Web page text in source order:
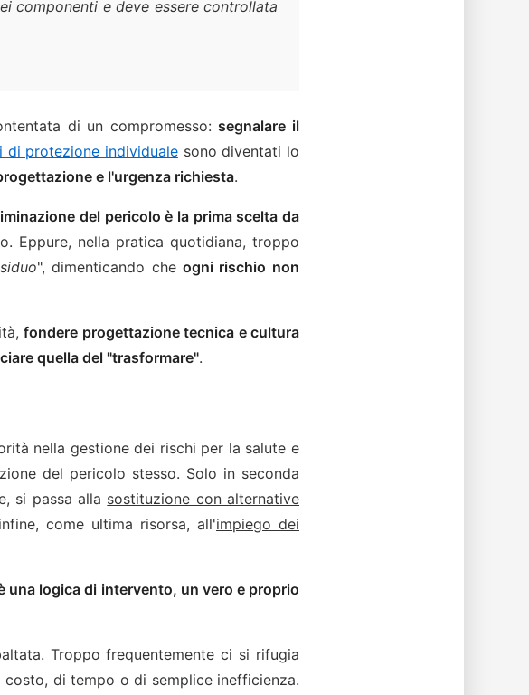
componenti e deve essere controllata
di un compromesso:segnalare il
di protezione individualesono diventati lo
e l'urgenza richiesta.
del pericolo è la prima scelta da
Eppure, nella pratica quotidiana, troppo
", dimenticando che ogni rischio non
fondere progettazione tecnica e cultura
quella del "trasformare".
nella gestione dei rischi per la salute e
del pericolo stesso. Solo in seconda
si passa alla sostituzione con alternative
come ultima risorsa, all'impiego dei
una logica di intervento, un vero e proprio
Troppo frequentemente ci si rifugia
di tempo o di semplice inefficienza.